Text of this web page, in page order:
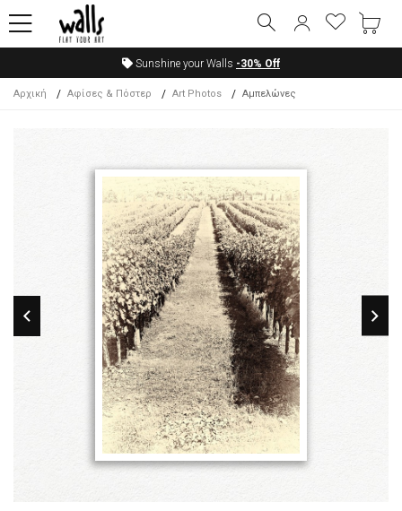
Sunshine your Walls -30% Off
Αρχική Αφίσες & Πόστερ Art Photos Αμπελώνες